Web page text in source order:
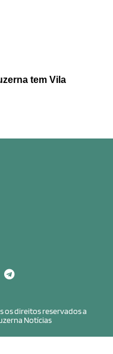
tem Vila
os direitos reservados a
Notícias